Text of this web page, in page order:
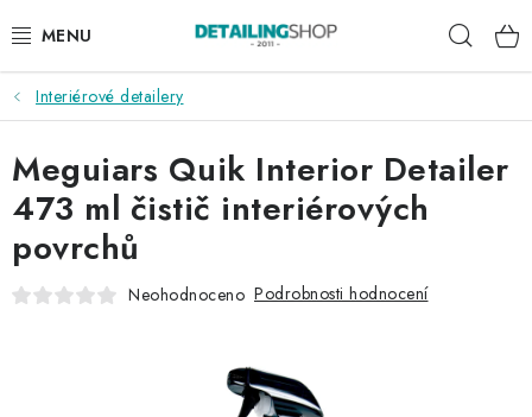
na
AKCE
NOVINKY
EXTERIÉR
INTERIÉR
DÁRKOVÉ SADY A POUKAZY
Interiérové detailery
Meguiars Quik Interior Detailer
473 ml čistič interiérových
povrchů
Neohodnoceno Podrobnosti hodnocení